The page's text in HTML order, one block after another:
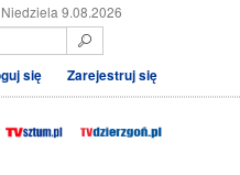
9.08.2026
się Zarejestruj się